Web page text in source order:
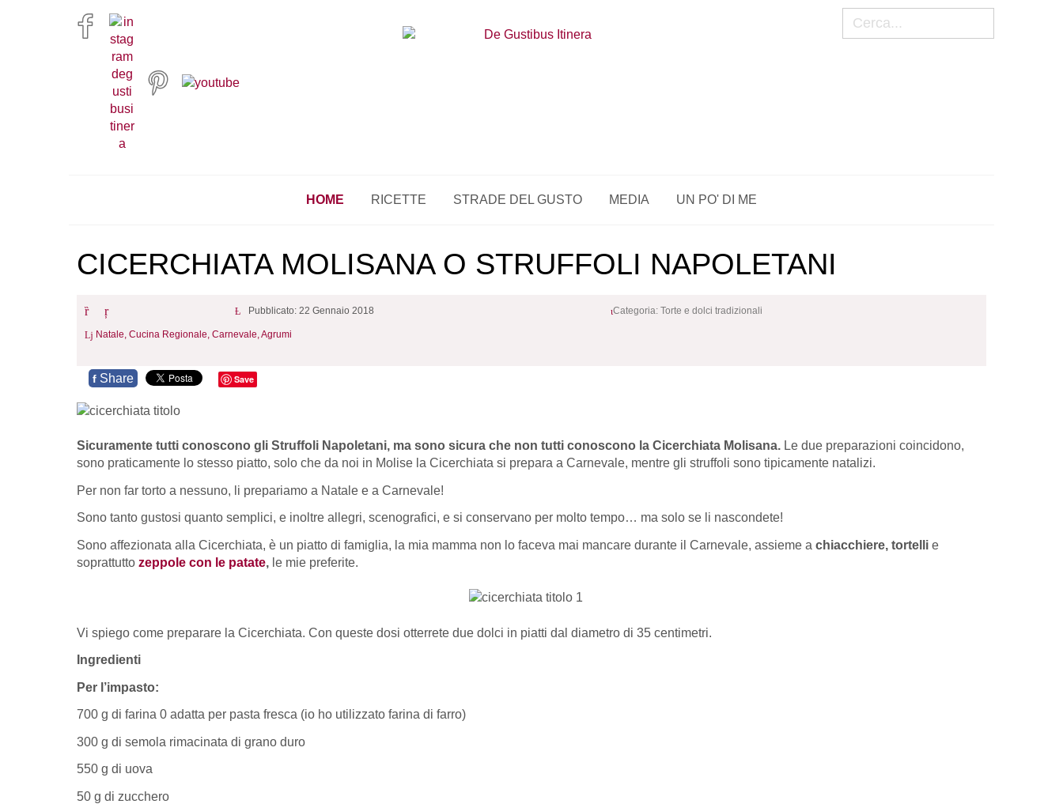
HOME RICETTE STRADE DEL GUSTO MEDIA UN PO' DI ME
CICERCHIATA MOLISANA O STRUFFOLI NAPOLETANI
Pubblicato: 22 Gennaio 2018 Categoria: Torte e dolci tradizionali
Natale, Cucina Regionale, Carnevale,Agrumi
f Share Save
Sicuramente tutti conoscono gli Struffoli Napoletani, ma sono sicura che non tutti conoscono la Cicerchiata Molisana. Le due preparazioni coincidono,
sono praticamente lo stesso piatto, solo che da noi in Molise la Cicerchiata si prepara a Carnevale, mentre gli struffoli sono tipicamente natalizi.
Per non far torto a nessuno, li prepariamo a Natale e a Carnevale!
Sono tanto gustosi quanto semplici, e inoltre allegri, scenografici, e si conservano per molto tempo… ma solo se li nascondete!
Sono affezionata alla Cicerchiata, è un piatto di famiglia, la mia mamma non lo faceva mai mancare durante il Carnevale, assieme a chiacchiere, tortelli e
soprattutto zeppole con le patate, le mie preferite.
Vi spiego come preparare la Cicerchiata. Con queste dosi otterrete due dolci in piatti dal diametro di 35 centimetri.
Ingredienti
Per l’impasto:
700 g di farina 0 adatta per pasta fresca (io ho utilizzato farina di farro)
300 g di semola rimacinata di grano duro
550 g di uova
50 g di zucchero